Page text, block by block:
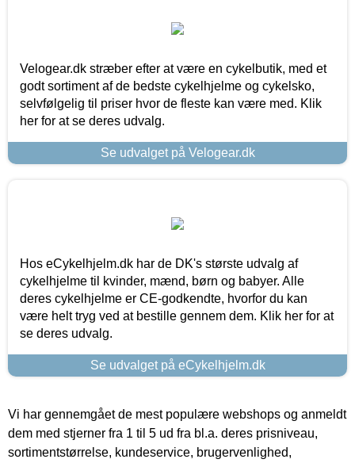
Velogear.dk stræber efter at være en cykelbutik, med et
godt sortiment af de bedste cykelhjelme og cykelsko,
selvfølgelig til priser hvor de fleste kan være med. Klik
her for at se deres udvalg.
Se udvalget på Velogear.dk
Hos eCykelhjelm.dk har de DK's største udvalg af
cykelhjelme til kvinder, mænd, børn og babyer. Alle
deres cykelhjelme er CE-godkendte, hvorfor du kan
være helt tryg ved at bestille gennem dem. Klik her for at
se deres udvalg.
Se udvalget på eCykelhjelm.dk
Vi har gennemgået de mest populære webshops og anmeldt
dem med stjerner fra 1 til 5 ud fra bl.a. deres prisniveau,
sortimentstørrelse, kundeservice, brugervenlighed,